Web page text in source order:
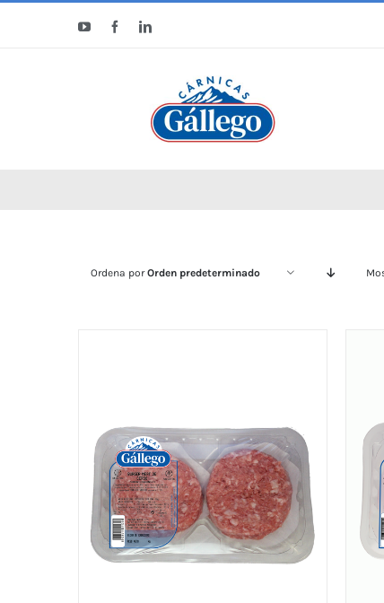
YouTubeFacebookLinkedIn
Ordena porOrden predeterminado